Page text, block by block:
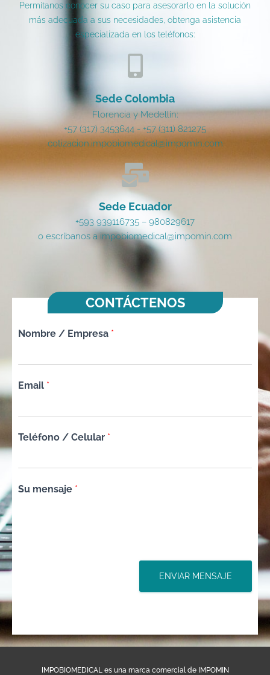
Permítanos conocer su caso para asesorarlo en la solución
más adecuada a sus necesidades, obtenga asistencia
especializada en los teléfonos:
Sede Colombia
Florencia y Medellín:
+57 (317) 3453644 - +57 (311) 821275
cotizacion.impobiomedical@impomin.com
Sede Ecuador
+593 939116735 – 980829617
o escríbanos a impobiomedical@impomin.com
CONTÁCTENOS
Nombre / Empresa *
Email *
Teléfono / Celular *
Su mensaje *
ENVIAR MENSAJE
IMPOBIOMEDICAL es una marca comercial de IMPOMIN